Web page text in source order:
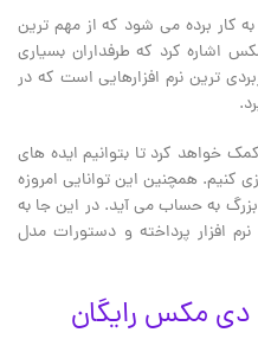
کار برده می شود که از مهم ترین
اشاره کرد که طرفداران بسیاری
ترین نرم افزارهایی است که در
خواهد کرد تا بتوانیم ایده های
کنیم. همچنین این توانایی امروزه
بزرگ به حساب می آید. در این جا به
افزار پرداخته و دستورات مدل
دی مکس رایگان